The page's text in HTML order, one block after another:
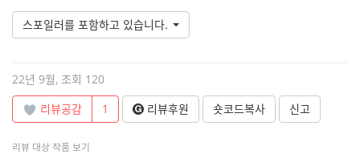
스포일러를 포함하고 있습니다.
22년 9월, 조회 120
리뷰공감
1 리뷰후원 숏코드복사 신고
리뷰 대상 작품 보기